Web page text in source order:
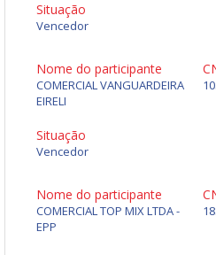
Situação
Vencedor
Nome do participante
COMERCIAL VANGUARDEIRA
EIRELI
Situação
Vencedor
Nome do participante
COMERCIAL TOP MIX LTDA -
EPP